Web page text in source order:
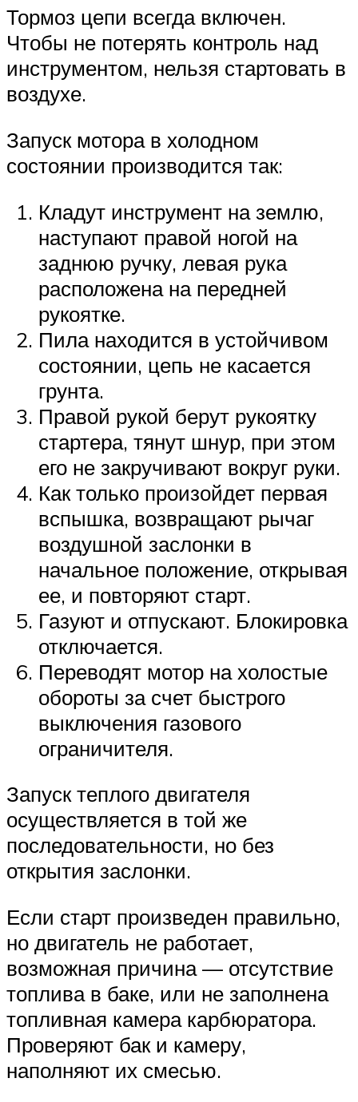
Тормоз цепи всегда включен.
Чтобы не потерять контроль над
инструментом, нельзя стартовать в
воздухе.
Запуск мотора в холодном
состоянии производится так:
Кладут инструмент на землю,
наступают правой ногой на
заднюю ручку, левая рука
расположена на передней
рукоятке.
Пила находится в устойчивом
состоянии, цепь не касается
грунта.
Правой рукой берут рукоятку
стартера, тянут шнур, при этом
его не закручивают вокруг руки.
Как только произойдет первая
вспышка, возвращают рычаг
воздушной заслонки в
начальное положение, открывая
ее, и повторяют старт.
Газуют и отпускают. Блокировка
отключается.
Переводят мотор на холостые
обороты за счет быстрого
выключения газового
ограничителя.
Запуск теплого двигателя
осуществляется в той же
последовательности, но без
открытия заслонки.
Если старт произведен правильно,
но двигатель не работает,
возможная причина — отсутствие
топлива в баке, или не заполнена
топливная камера карбюратора.
Проверяют бак и камеру,
наполняют их смесью.